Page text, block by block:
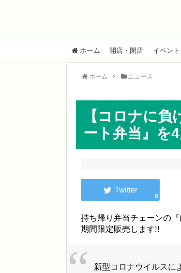
ホーム 開店・閉店 イベント
ホーム ニュース
【コロナに
ート弁当』を
0
持ち帰り弁当チェーンの
期間限定販売します!!
新型コロナウイルスに